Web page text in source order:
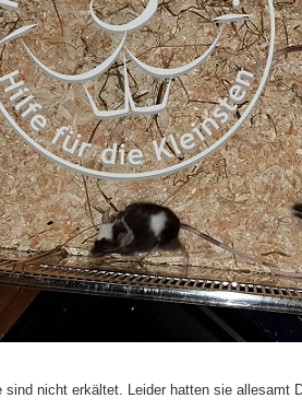
nicht erkältet. Leider hatten sie allesamt